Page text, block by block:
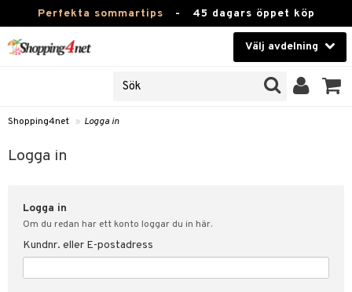
Perfekta sommartips - 45 dagars öppet köp
Välj avdelning
Kontaktlinser
Hälsokost
Fitness
Hem & Inredning
Leksaker, Barn & Baby
Shopping4net » Logga in
Logga in
Logga in
Om du redan har ett konto loggar du in här.
Kundnr. eller E-postadress
svar